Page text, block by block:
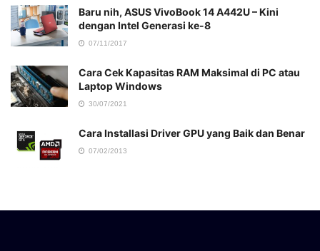
Baru nih, ASUS VivoBook 14 A442U – Kini
dengan Intel Generasi ke-8
07/11/2017
Cara Cek Kapasitas RAM Maksimal di PC atau
Laptop Windows
30/07/2021
Cara Installasi Driver GPU yang Baik dan Benar
07/02/2013